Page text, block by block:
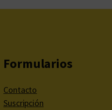
Formularios
Contacto
Suscripción